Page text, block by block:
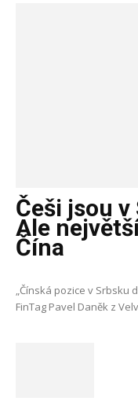
Češi jsou
Ale
Čína
„Čínská pozice v Srbsku
FinTag Pavel Daněk z